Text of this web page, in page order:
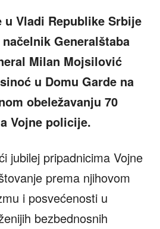
Vladi Republike Srbije
Generalštaba
Milan Mojsilović
u Domu Garde na
obeležavanju 70
Vojne policije.
jubilej pripadnicima Vojne
prema njihovom
i posvećenosti u
bezbednosnih